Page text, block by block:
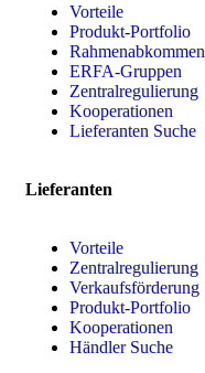
Vorteile
Produkt-Portfolio
Rahmenabkommen
ERFA-Gruppen
Zentralregulierung
Kooperationen
Lieferanten Suche
Lieferanten
Vorteile
Zentralregulierung
Verkaufsförderung
Produkt-Portfolio
Kooperationen
Händler Suche